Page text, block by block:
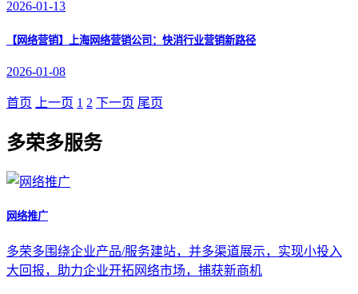
2026-01-13
【网络营销】 上海网络营销公司：快消行业营销新路径
2026-01-08
首页 上一页 1 2 下一页 尾页
多荣多服务
网络推广
多荣多围绕企业产品/服务建站，并多渠道展示，实现小投入
大回报，助力企业开拓网络市场，捕获新商机